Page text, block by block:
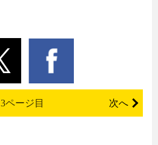
3ページ目 次へ